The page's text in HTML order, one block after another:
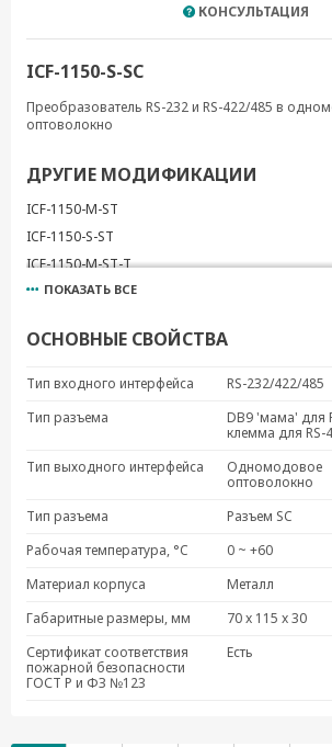
КОНСУЛЬТАЦИЯ
ICF-1150-S-SC
Преобразователь RS-232 и RS-422/485 в
оптоволокно
ДРУГИЕ МОДИФИКАЦИИ
ICF-1150-M-ST
ICF-1150-S-ST
ICF-1150-M-ST-T
ICF-1150-S-ST-T
ICF-1150I-S-ST
ICF-1150I-M-SC-IEX
ICF-1150I-M-ST-T-IEX
ICF-1150I-S-ST-IEX
ICF-1150I-S-ST-T-IEX
ICF-1150-M-SC-IEX
ICF-1150-M-SC-T-IEX
ПОКАЗАТЬ ВСЕ
ОСНОВНЫЕ СВОЙСТВА
Тип входного интерфейса
RS-232/422/485
Тип разъема
DB9 'мама' для
клемма для
Тип выходного интерфейса
Одномодовое
оптоволокно
Тип разъема
Разъем SC
Рабочая температура, °C
0 ~ +60
Материал корпуса
Металл
Габаритные размеры, мм
70 x 115 x 30
Сертификат соответствия
пожарной безопасности
ГОСТ Р и ФЗ №123
Есть